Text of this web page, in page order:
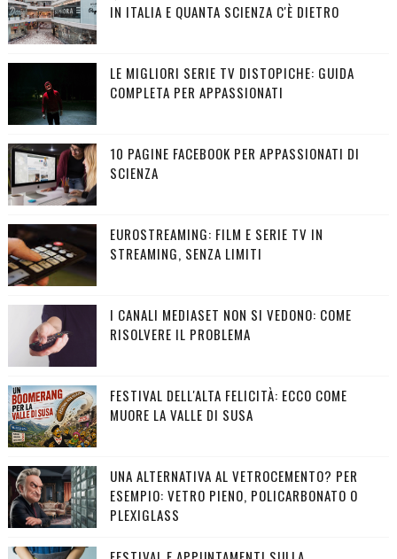
IN ITALIA E QUANTA SCIENZA C'È DIETRO
LE MIGLIORI SERIE TV DISTOPICHE: GUIDA
COMPLETA PER APPASSIONATI
10 PAGINE FACEBOOK PER APPASSIONATI DI
SCIENZA
EUROSTREAMING: FILM E SERIE TV IN
STREAMING, SENZA LIMITI
I CANALI MEDIASET NON SI VEDONO: COME
RISOLVERE IL PROBLEMA
FESTIVAL DELL'ALTA FELICITÀ: ECCO COME
MUORE LA VALLE DI SUSA
UNA ALTERNATIVA AL VETROCEMENTO? PER
ESEMPIO: VETRO PIENO, POLICARBONATO O
PLEXIGLASS